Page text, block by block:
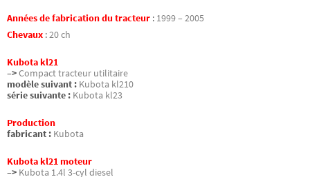
Années de fabrication du tracteur : 1999 – 2005
Chevaux :20 ch
Kubota kl21
–>Compact tracteur utilitaire
modèle suivant : Kubota kl210
série suivante : Kubota kl23
Production
fabricant : Kubota
Kubota kl21 moteur
–> Kubota 1.4l 3-cyl diesel